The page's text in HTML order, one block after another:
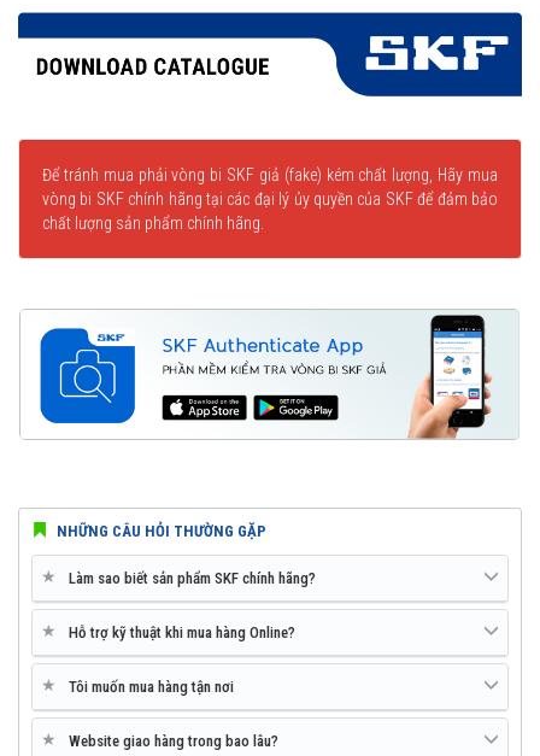
Để tránh mua phải vòng bi SKF giả (fake) kém chất lượng, Hãy mua
vòng bi SKF chính hãng tại các đại lý ủy quyền của SKF để đảm bảo
chất lượng sản phẩm chính hãng.
NHỮNG CÂU HỎI THƯỜNG GẶP
★ Làm sao biết sản phẩm SKF chính hãng?
★ Hỗ trợ kỹ thuật khi mua hàng Online?
★ Tôi muốn mua hàng tận nơi
★ Website giao hàng trong bao lâu?